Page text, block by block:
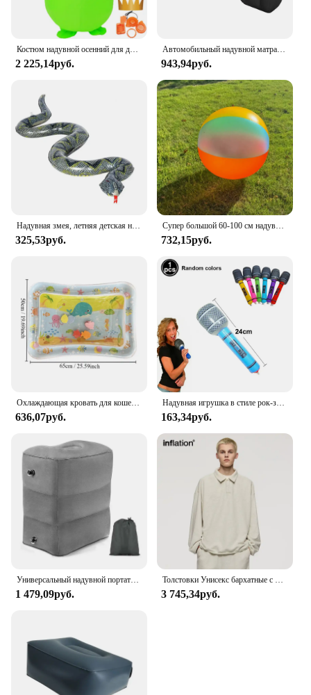
2 225,14руб.
Автомобильный надувной матрас для путешествий, аксессуары для заднего сиденья автомобиля, коврик для зазора стопы, черная подкладка для зазора пирса
943,94руб.
Надувная змея, летняя детская надувная игрушка для бассейна, Реалистичная игрушка Питон для праздвечерние НКИ, высококачественная и прочная
325,53руб.
Супер большой 60-100 см надувной мяч из ПВХ для детей, воздушный пляжный мяч, бассейн, открытый гигантский рулонный мяч, игрушка, спортивная водная игра
732,15руб.
Охлаждающая кровать для кошек, летняя водная подушка для домашних животных, сенсорный водный игровой коврик для кошек, утолщенная надувная кровать для собак, подушка, аксессуары для домашних животных
636,07руб.
Надувная игрушка в стиле рок-звезда, надувная гитара, саксофон, надувной микрофон, мобильный телефон для 80-х, 90-х, тематический декор для дня рождения
163,34руб.
Универсальный надувной портативный планшетофон для сна, поезд, автобус, флокирующий материал, синий и серый цвета с сумкой
1 479,09руб.
Толстовки Унисекс бархатные с воротником-поло, 365 г/м2
3 745,34руб.